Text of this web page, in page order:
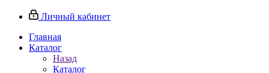
Личный кабинет
Главная
Каталог
Назад
Каталог